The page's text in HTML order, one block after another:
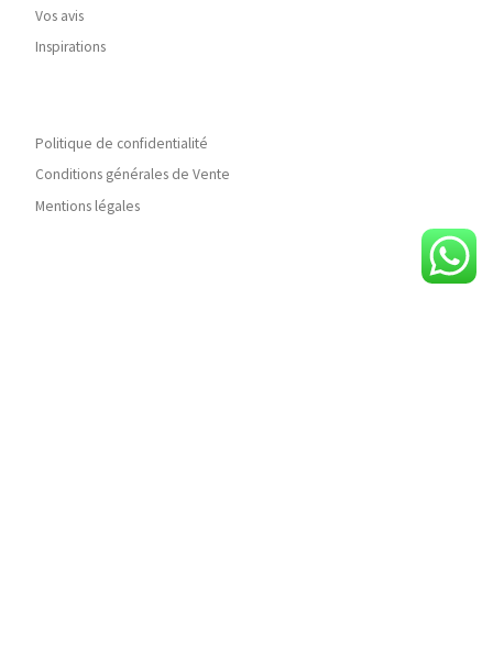
Vos avis
Inspirations
Politique de confidentialité
Conditions générales de Vente
Mentions légales